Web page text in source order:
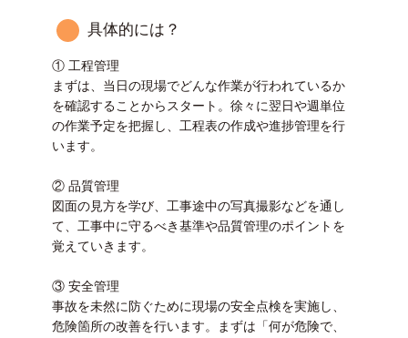
具体的には？
① 工程管理
まずは、当日の現場でどんな作業が行われているか
を確認することからスタート。徐々に翌日や週単位
の作業予定を把握し、工程表の作成や進捗管理を行
います。
② 品質管理
図面の見方を学び、工事途中の写真撮影などを通し
て、工事中に守るべき基準や品質管理のポイントを
覚えていきます。
③ 安全管理
事故を未然に防ぐために現場の安全点検を実施し、
危険箇所の改善を行います。まずは「何が危険で、